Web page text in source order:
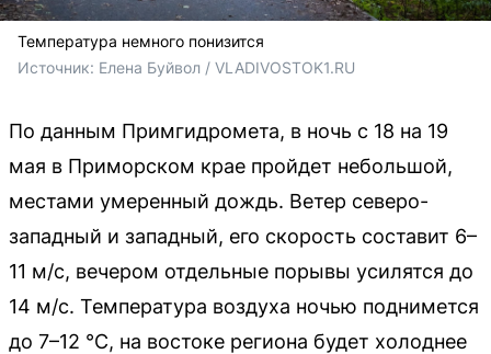
Температура немного понизится
Источник: Елена Буйвол / VLADIVOSTOK1.RU
По данным Примгидромета, в ночь с 18 на 19
мая в Приморском крае пройдет небольшой,
местами умеренный дождь. Ветер северо-
западный и западный, его скорость составит 6–
11 м/с, вечером отдельные порывы усилятся до
14 м/с. Температура воздуха ночью поднимется
до 7–12 °C, на востоке региона будет холоднее